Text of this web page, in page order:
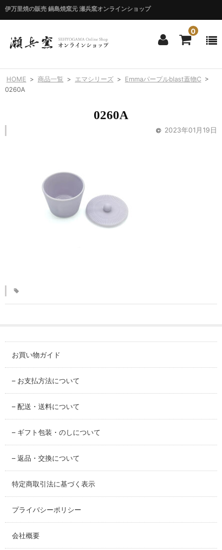
伊万里焼の販売 鍋島焼窯元 瀬兵窯オンラインショップ
0
ホーム
HOME
エマシリーズ
錦花唐草シリーズ
銀彩シリーズ
SILVER
STRAWBERRY
錆ネズシリーズ
SABINEZU
花びらシリーズ
PETAL
染錦葡萄シリーズ
HOME > 商品一覧 > エマシリーズ > Emmaパープルblast蓋物C >
0260A
0260A
2023年01月19日
お買い物ガイド
– お支払方法について
– 配送・送料について
– ギフト包装・のしについて
– 返品・交換について
特定商取引法に基づく表示
プライバシーポリシー
会社概要